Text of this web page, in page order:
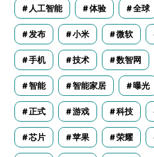
人工智能 体验 全球
发布 小米 微软
手机 技术 数智网
智能 智能家居 曝光
正式 游戏 科技
芯片 苹果 荣耀